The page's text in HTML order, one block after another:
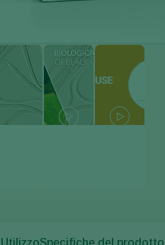
UtilizzoSpecifiche del prodotto